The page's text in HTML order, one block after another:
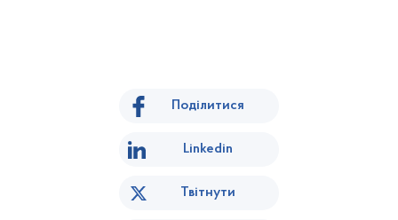
Поділитися
Linkedin
Твітнути